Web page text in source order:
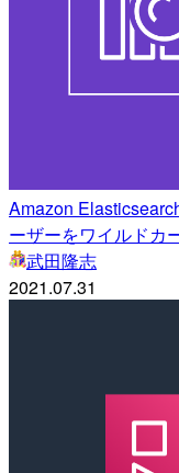
Amazon
ーザーをワイルドカ
武田隆志
2021.07.31